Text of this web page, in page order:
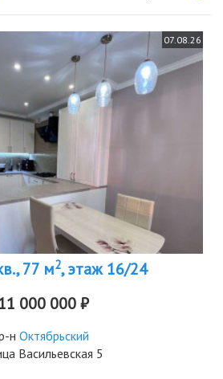
07.08.26
77 м2, этаж 16/24
000 000 ₽
н Октябрьский
Васильевская 5